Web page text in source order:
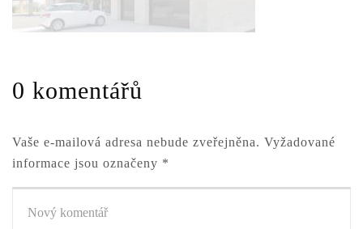
0 komentářů
Vaše e-mailová adresa nebude zveřejněna. Vyžadované
informace jsou označeny *
komentář*